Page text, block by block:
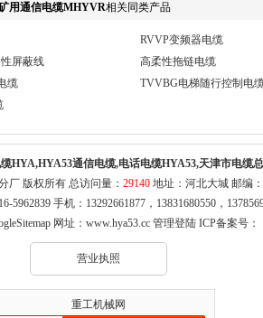
用通信电缆MHYVR相关同类产品
RVVP变频器电缆
屏蔽线
高柔性拖链电缆
缆
TVVBG电梯随行控制电
HYA,HYA53通信电缆,电话电缆HYA53,天津市电缆
厂 版权所有 总访问量： 29140 地址：河北大城 邮编
5962839 手机：13292661877，13831680550，
网址： www.hya53.cc 管理登陆ICP备案号：
营业执照
重工机械网